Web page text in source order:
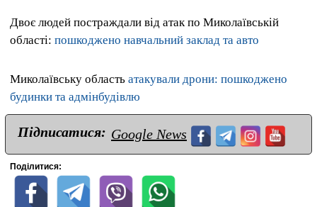
Двоє людей постраждали від атак по Миколаївській
області: пошкоджено навчальний заклад та авто
Миколаївську область атакували дрони: пошкоджено
будинки та адмінбудівлю
Підписатися: Google News
Поділитися: